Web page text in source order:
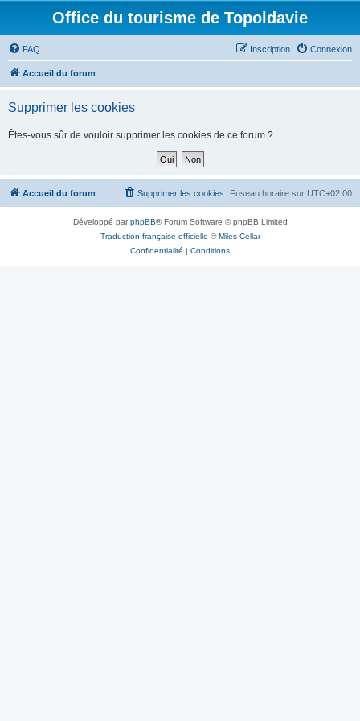
Office du tourisme de Topoldavie
FAQ Connexion
Inscription
Accueil du forum
Supprimer les cookies
Êtes-vous sûr de vouloir supprimer les cookies de ce forum ?
Accueil du forum Fuseau horaire sur UTC+02:00
Supprimer les cookies
Développé parphpBB® Forum Software © phpBB Limited
Traduction française officielle ©Miles Cellar
Confidentialité | Conditions